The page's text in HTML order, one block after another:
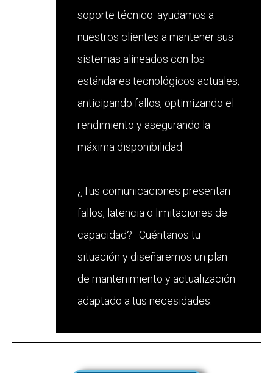
soporte técnico: ayudamos a
nuestros clientes a mantener sus
sistemas alineados con los
estándares tecnológicos actuales,
anticipando fallos, optimizando el
rendimiento y asegurando la
máxima disponibilidad.
¿Tus comunicaciones presentan
fallos, latencia o limitaciones de
capacidad? Cuéntanos tu
situación y diseñaremos un plan
de mantenimiento y actualización
adaptado a tus necesidades.